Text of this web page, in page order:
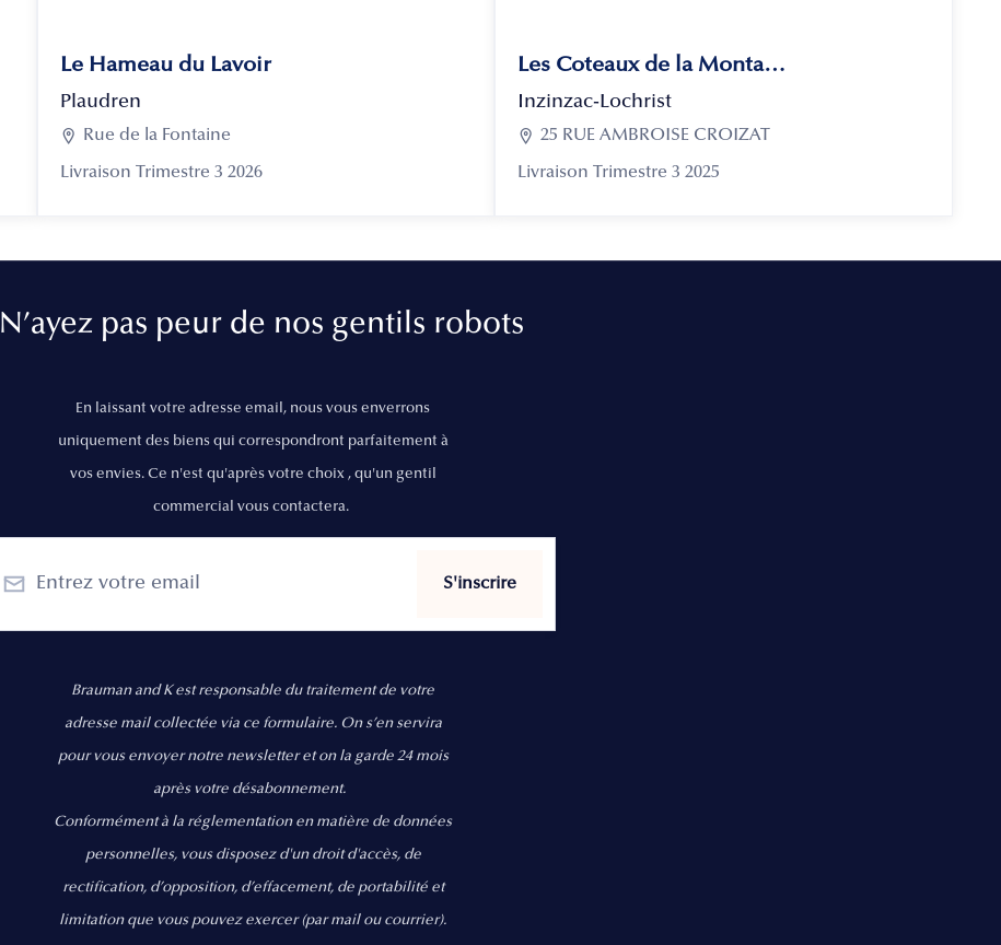
Le Hameau du Lavoir
Plaudren
 Rue de la Fontaine
Livraison Trimestre 3 2026
Les Coteaux de la Montagne
Inzinzac-Lochrist
 25 RUE AMBROISE CROIZAT
Livraison Trimestre 3 2025
N’ayez pas peur de nos gentils robots
En laissant votre adresse email, nous vous enverrons
uniquement des biens qui correspondront parfaitement à
vos envies. Ce n'est qu'après votre choix , qu'un gentil
commercial vous contactera.
Brauman and K est responsable du traitement de votre
adresse mail collectée via ce formulaire. On s’en servira
pour vous envoyer notre newsletter et on la garde 24 mois
après votre désabonnement.
Conformément à la réglementation en matière de données
personnelles, vous disposez d'un droit d'accès, de
rectification, d’opposition, d’effacement, de portabilité et
limitation que vous pouvez exercer(par mail ou courrier).